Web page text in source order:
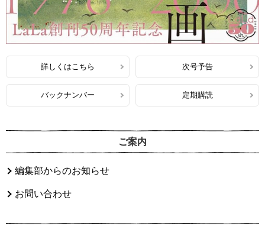
詳しくはこちら 次号予告
バックナンバー 定期購読
ご案内
編集部からのお知らせ
お問い合わせ